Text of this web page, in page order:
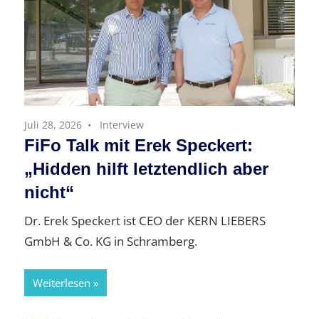
Juli 28, 2026 Interview
FiFo Talk mit Erek Speckert:
„Hidden hilft letztendlich aber
nicht“
Dr. Erek Speckert ist CEO der KERN LIEBERS
GmbH & Co. KG in Schramberg.
Weiterlesen